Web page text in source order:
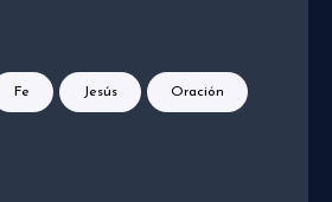
Fe Jesús Oración